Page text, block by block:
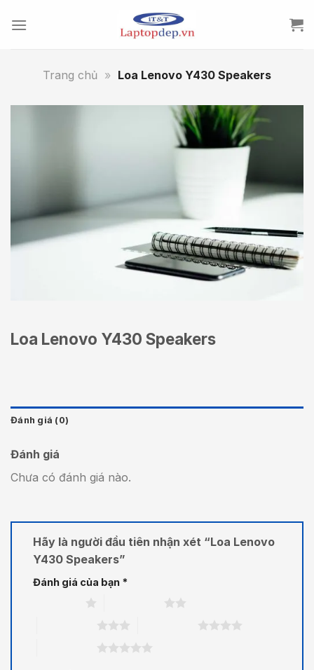
Trang chủ » Loa Lenovo Y430 Speakers
Loa Lenovo Y430 Speakers
Đánh giá (0)
Đánh giá
Chưa có đánh giá nào.
Hãy là người đầu tiên nhận xét “Loa Lenovo
Y430 Speakers”
Đánh giá của bạn *